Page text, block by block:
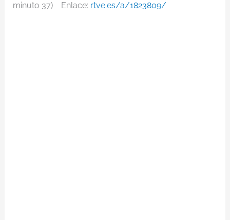
minuto 37) Enlace: rtve.es/a/1823809/